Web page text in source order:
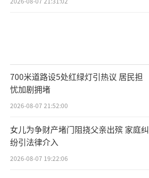
700米道路设5处红绿灯引热议 居民担
忧加剧拥堵
2026-08-07 21:52:00
女儿为争财产堵门阻挠父亲出殡 家庭纠
纷引法律介入
2026-08-07 19:22:06